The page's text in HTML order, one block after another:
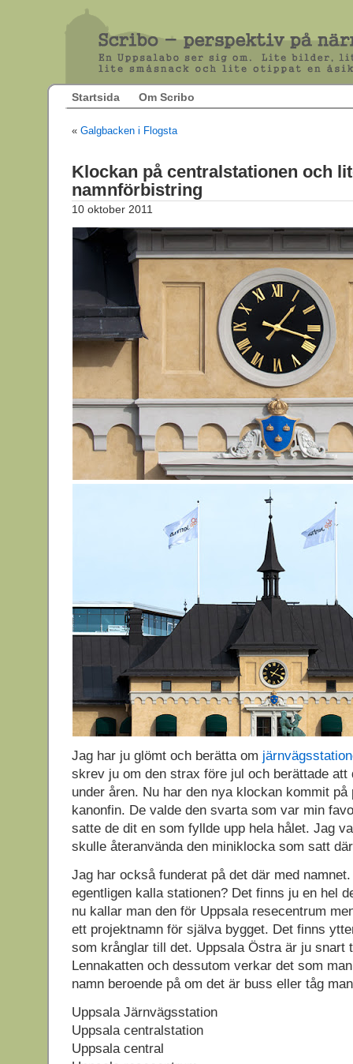
Startsida Om Scribo
« Galgbacken i Flogsta
Klockan på centralstationen och
namnförbistring
10 oktober 2011
Jag har ju glömt och berätta om
skrev ju om den strax före jul och berättade att
under åren. Nu har den nya klockan kommit på
kanonfin. De valde den svarta som var min
satte de dit en som fyllde upp hela hålet. Jag
skulle återanvända den miniklocka som satt
Jag har också funderat på det där med
egentligen kalla stationen? Det finns ju en hel
nu kallar man den för Uppsala resecentrum
ett projektnamn för själva bygget. Det finns
som krånglar till det. Uppsala Östra är ju snart
Lennakatten och dessutom verkar det som
namn beroende på om det är buss eller tåg
Uppsala Järnvägsstation
Uppsala centralstation
Uppsala central